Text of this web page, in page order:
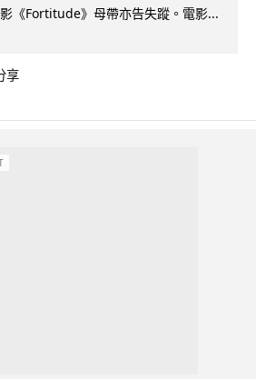
《Fortitude》母帶亦告失蹤。電影...
享